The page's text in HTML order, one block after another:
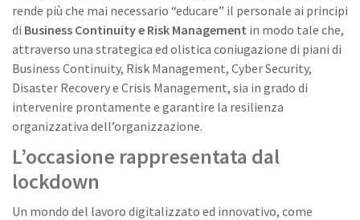
rende più che mai necessario “educare” il personale ai principi
di Business Continuity e Risk Management in modo tale che,
attraverso una strategica ed olistica coniugazione di piani di
Business Continuity, Risk Management, Cyber Security,
Disaster Recovery e Crisis Management, sia in grado di
intervenire prontamente e garantire la resilienza
organizzativa dell’organizzazione.
L’occasione rappresentata dal
lockdown
Un mondo del lavoro digitalizzato ed innovativo, come